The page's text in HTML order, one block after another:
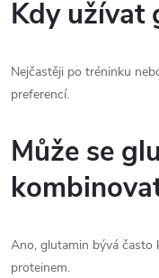
Kdy užívat
Nejčastěji po tréninku
preferencí.
Může se
Ano, glutamin bývá často
proteinem.